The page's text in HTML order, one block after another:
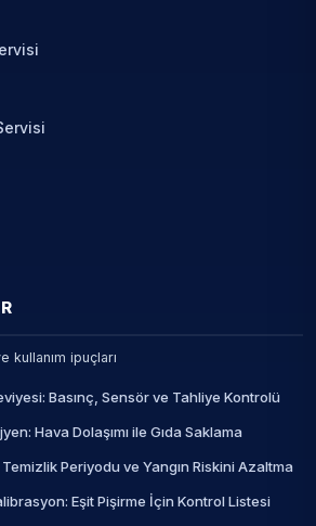
kullanım ipuçları
Basınç, Sensör ve Tahliye Kontrolü
Hava Dolaşımı ile Gıda Saklama
Periyodu ve Yangın Riskini Azaltma
Eşit Pişirme İçin Kontrol Listesi